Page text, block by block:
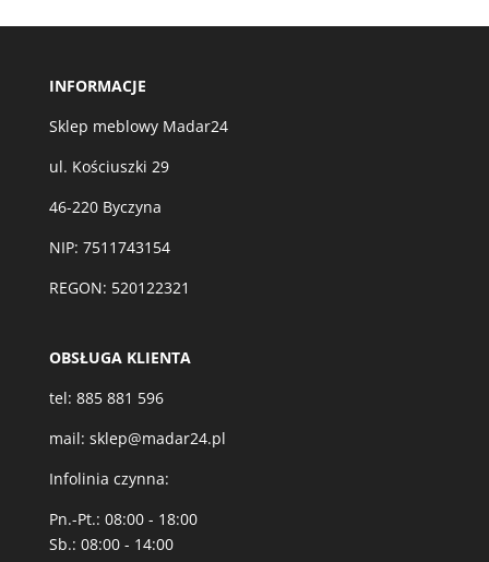
INFORMACJE
Sklep meblowy Madar24
ul. Kościuszki 29
46-220 Byczyna
NIP: 7511743154
REGON: 520122321
OBSŁUGA KLIENTA
tel: 885 881 596
mail: sklep@madar24.pl
Infolinia czynna:
Pn.-Pt.: 08:00 - 18:00
Sb.: 08:00 - 14:00